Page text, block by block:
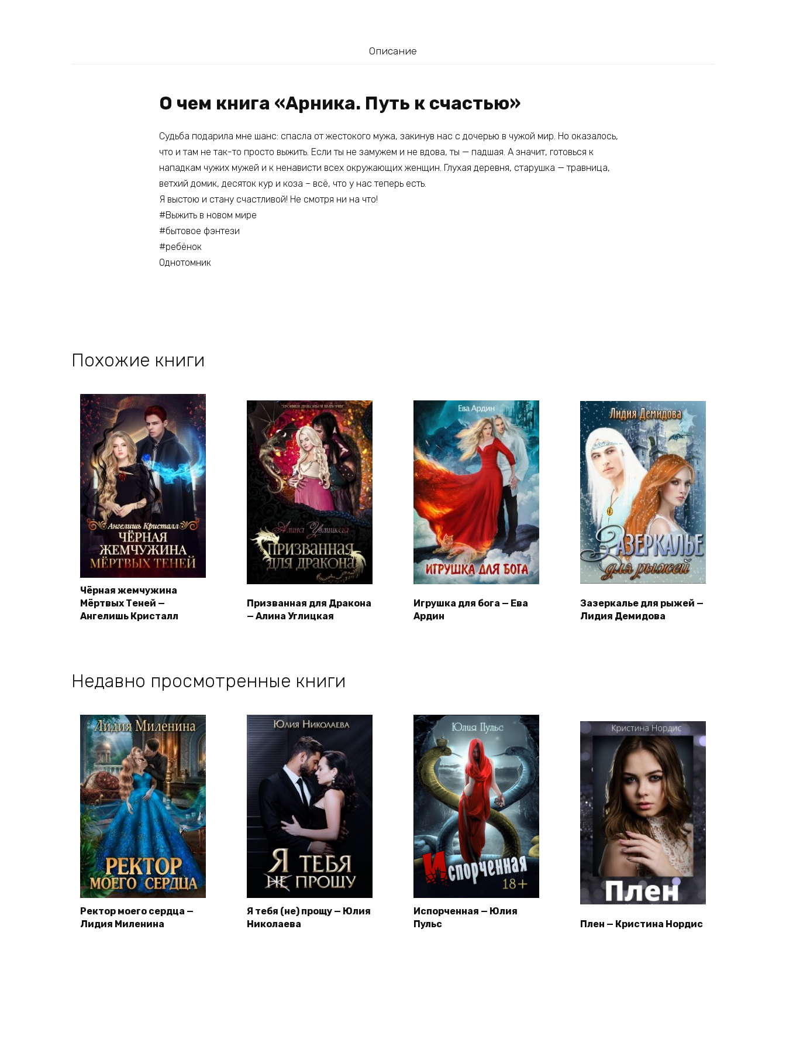
Описание
О чем книга «Арника. Путь к счастью»
Судьба подарила мне шанс: спасла от жестокого мужа, закинув нас с дочерью в чужой мир. Но оказалось,
что и там не так-то просто выжить. Если ты не замужем и не вдова, ты — падшая. А значит, готовься к
нападкам чужих мужей и к ненависти всех окружающих женщин. Глухая деревня, старушка — травница,
ветхий домик, десяток кур и коза – всё, что у нас теперь есть.
Я выстою и стану счастливой! Не смотря ни на что!
#Выжить в новом мире
#бытовое фэнтези
#ребёнок
Однотомник
Похожие книги
Чёрная жемчужина
Мёртвых Теней —
Ангелишь Кристалл
Призванная для Дракона
— Алина Углицкая
Игрушка для бога — Ева
Ардин
Зазеркалье для рыжей —
Лидия Демидова
Недавно просмотренные книги
Ректор моего сердца —
Лидия Миленина
Я тебя (не) прощу — Юлия
Николаева
Испорченная — Юлия
Пульс
Плен — Кристина Нордис